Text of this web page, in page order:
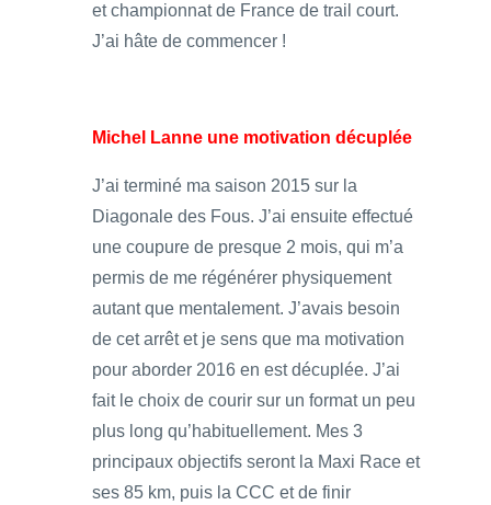
et championnat de France de trail court.
J’ai hâte de commencer !
Michel Lanne une motivation décuplée
J’ai terminé ma saison 2015 sur la
Diagonale des Fous. J’ai ensuite effectué
une coupure de presque 2 mois, qui m’a
permis de me régénérer physiquement
autant que mentalement. J’avais besoin
de cet arrêt et je sens que ma motivation
pour aborder 2016 en est décuplée. J’ai
fait le choix de courir sur un format un peu
plus long qu’habituellement. Mes 3
principaux objectifs seront la Maxi Race et
ses 85 km, puis la CCC et de finir